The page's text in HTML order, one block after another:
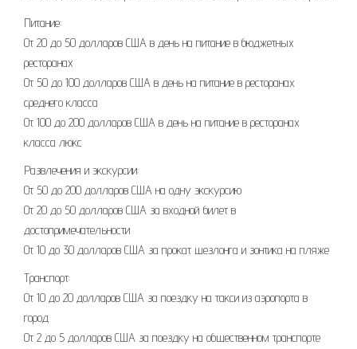
Питание:
От 20 до 50 долларов США в день на питание в бюджетных
ресторанах
От 50 до 100 долларов США в день на питание в ресторанах
среднего класса
От 100 до 200 долларов США в день на питание в ресторанах
класса люкс
Развлечения и экскурсии:
От 50 до 200 долларов США на одну экскурсию
От 20 до 50 долларов США за входной билет в
достопримечательности
От 10 до 30 долларов США за прокат шезлонга и зонтика на пляже
Транспорт:
От 10 до 20 долларов США за поездку на такси из аэропорта в
город
От 2 до 5 долларов США за поездку на общественном транспорте